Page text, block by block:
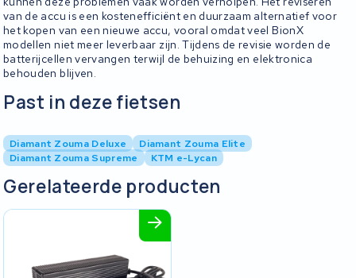
van de accu is een kostenefficiënt en duurzaam alternatief voor
het kopen van een nieuwe accu, vooral omdat veel BionX
modellen niet meer leverbaar zijn. Tijdens de revisie worden de
batterijcellen vervangen terwijl de behuizing en elektronica
behouden blijven.
Past in deze fietsen
Diamant Zouma Deluxe
Diamant Zouma Elite
Diamant Zouma Supreme
KTM e-Lycan
Gerelateerde producten